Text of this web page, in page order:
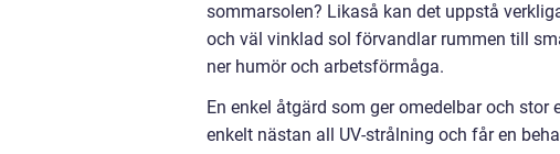
sommarsolen? Likaså kan det uppstå
och väl vinklad sol förvandlar rummen till
ner humör och arbetsförmåga.
En enkel åtgärd som ger omedelbar och
enkelt nästan all UV-strålning och får en